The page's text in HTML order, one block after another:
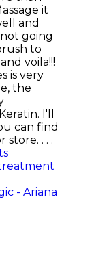
it
and
going
to
voila!!!
is very
the
I'll
can find
store. . . .
- Ariana